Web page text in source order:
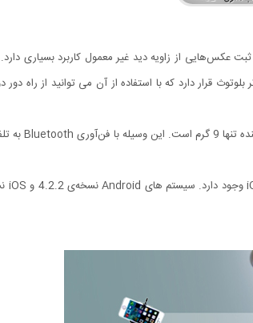
عکس‌هایی از زاویه دید غیر معمول کاربرد بسیاری
قرار دارد که با استفاده از آن می توانید از راه دور